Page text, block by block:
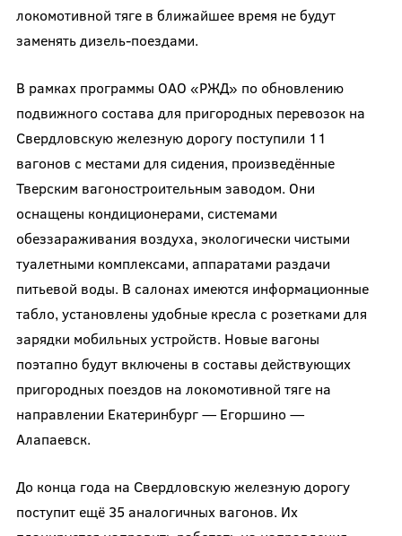
локомотивной тяге в ближайшее время не будут
заменять дизель-поездами.
В рамках программы ОАО «РЖД» по обновлению
подвижного состава для пригородных перевозок на
Свердловскую железную дорогу поступили 11
вагонов с местами для сидения, произведённые
Тверским вагоностроительным заводом. Они
оснащены кондиционерами, системами
обеззараживания воздуха, экологически чистыми
туалетными комплексами, аппаратами раздачи
питьевой воды. В салонах имеются информационные
табло, установлены удобные кресла с розетками для
зарядки мобильных устройств. Новые вагоны
поэтапно будут включены в составы действующих
пригородных поездов на локомотивной тяге на
направлении Екатеринбург — Егоршино —
Алапаевск.
До конца года на Свердловскую железную дорогу
поступит ещё 35 аналогичных вагонов. Их